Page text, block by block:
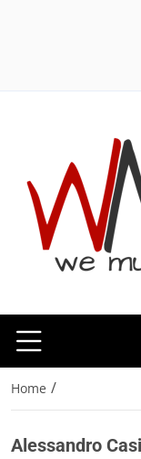
Home /
Alessandro